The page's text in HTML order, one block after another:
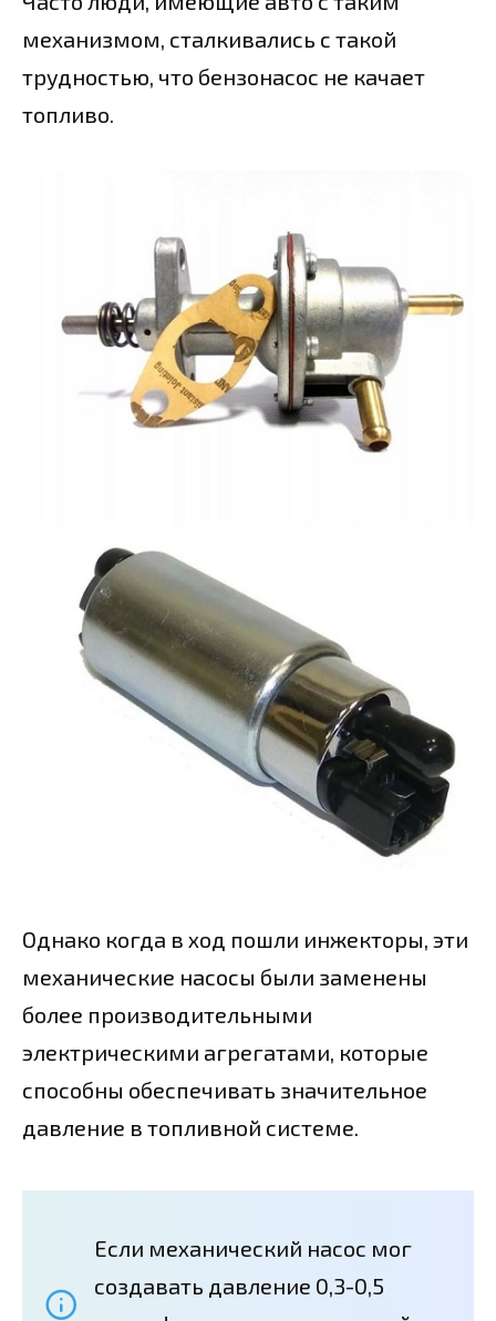
механизмом, сталкивались с такой
трудностью, что бензонасос не качает
топливо.
Однако когда в ход пошли инжекторы, эти
механические насосы были заменены
более производительными
электрическими агрегатами, которые
способны обеспечивать значительное
давление в топливной системе.
Если механический насос мог
создавать давление 0,3-0,5